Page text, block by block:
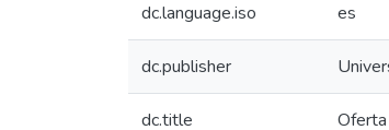
dc.language.iso es
dc.publisher
dc.title